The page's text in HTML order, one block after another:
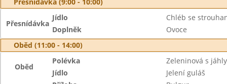
Přesnídávka
Jídlo
Chléb se
Doplněk
Ovoce
Oběd (11:00 - 14:00)
Oběd
Polévka
Zeleninová s jáhly
Jídlo
Jelení guláš